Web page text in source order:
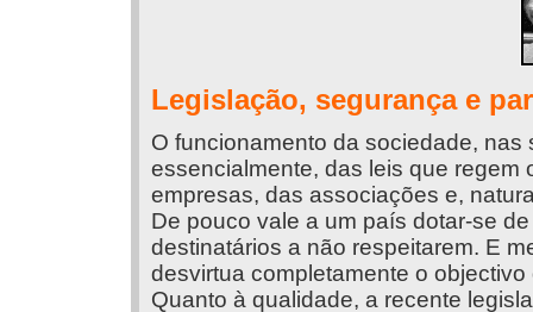
Legislação, segurança e
O funcionamento da sociedade,
essencialmente, das leis que regem
empresas, das associações e,
De pouco vale a um país dotar-se
destinatários a não respeitarem. E
desvirtua completamente o
Quanto à qualidade, a recente